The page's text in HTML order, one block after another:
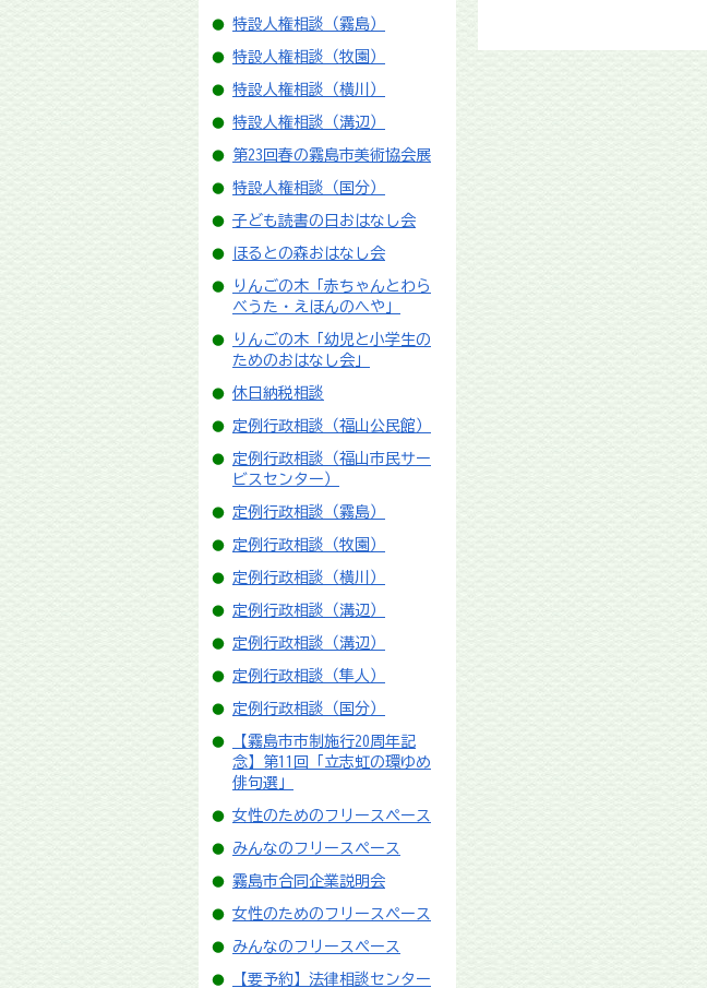
特設人権相談（霧島）
特設人権相談（牧園）
特設人権相談（横川）
特設人権相談（溝辺）
第23回春の霧島市美術協会展
特設人権相談（国分）
子ども読書の日おはなし会
ほるとの森おはなし会
りんごの木「赤ちゃんとわら
べうた・えほんのへや」
りんごの木「幼児と小学生の
ためのおはなし会」
休日納税相談
定例行政相談（福山公民館）
定例行政相談（福山市民サー
ビスセンター）
定例行政相談（霧島）
定例行政相談（牧園）
定例行政相談（横川）
定例行政相談（溝辺）
定例行政相談（溝辺）
定例行政相談（隼人）
定例行政相談（国分）
【霧島市市制施行20周年記
念】第11回「立志虹の環ゆめ
俳句選」
女性のためのフリースペース
みんなのフリースペース
霧島市合同企業説明会
女性のためのフリースペース
みんなのフリースペース
【要予約】法律相談センター